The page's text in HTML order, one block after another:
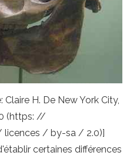
H. De New York City,
(https: //
licences / by-sa / 2.0)]
certaines différences